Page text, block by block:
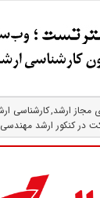
مجاز ارشد کارشناسی
در کنکور ارشد